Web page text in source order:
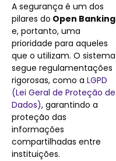
A segurança é um dos
pilares do Open Banking
e, portanto, uma
prioridade para aqueles
que o utilizam. O sistema
segue regulamentações
rigorosas, como a LGPD
(Lei Geral de Proteção de
Dados), garantindo a
proteção das
informações
compartilhadas entre
instituições.